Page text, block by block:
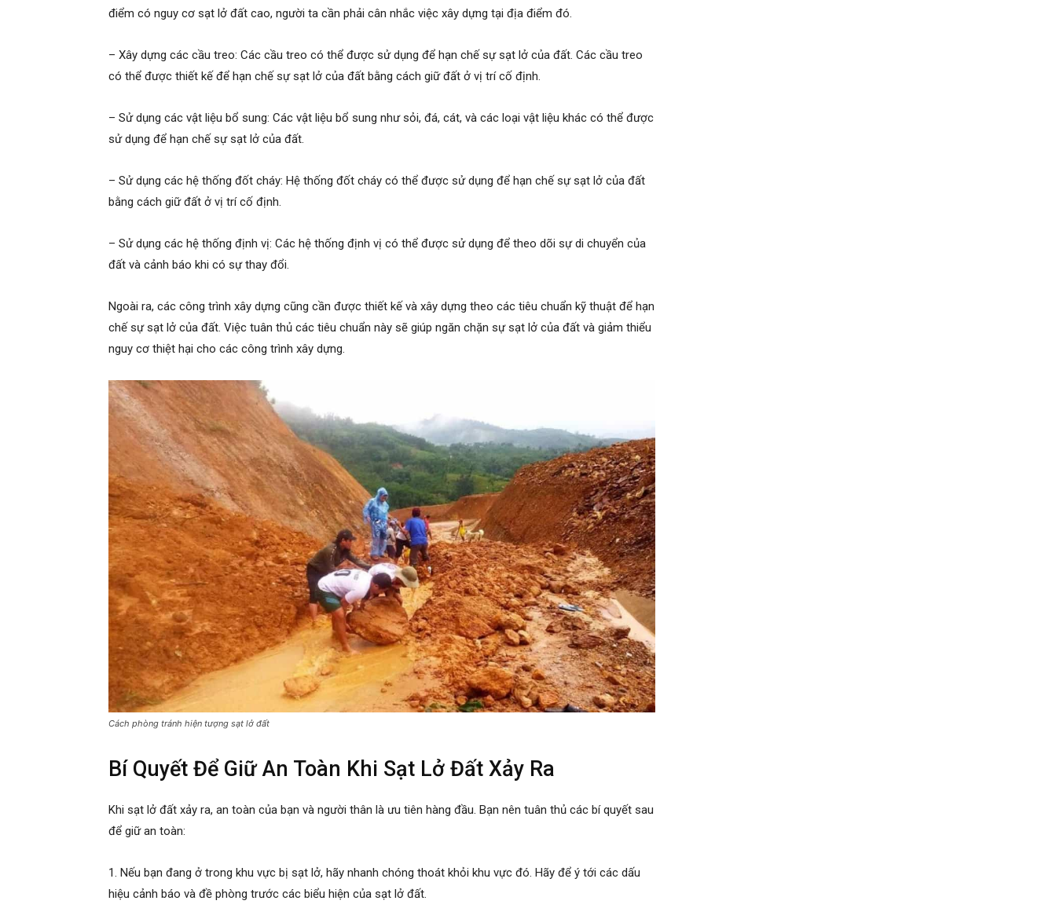
điểm có nguy cơ sạt lở đất cao, người ta cần phải cân nhắc việc xây dựng tại địa điểm đó.
– Xây dựng các cầu treo: Các cầu treo có thể được sử dụng để hạn chế sự sạt lở của đất. Các cầu treo
có thể được thiết kế để hạn chế sự sạt lở của đất bằng cách giữ đất ở vị trí cố định.
– Sử dụng các vật liệu bổ sung: Các vật liệu bổ sung như sỏi, đá, cát, và các loại vật liệu khác có thể được
sử dụng để hạn chế sự sạt lở của đất.
– Sử dụng các hệ thống đốt cháy: Hệ thống đốt cháy có thể được sử dụng để hạn chế sự sạt lở của đất
bằng cách giữ đất ở vị trí cố định.
– Sử dụng các hệ thống định vị: Các hệ thống định vị có thể được sử dụng để theo dõi sự di chuyển của
đất và cảnh báo khi có sự thay đổi.
Ngoài ra, các công trình xây dựng cũng cần được thiết kế và xây dựng theo các tiêu chuẩn kỹ thuật để hạn
chế sự sạt lở của đất. Việc tuân thủ các tiêu chuẩn này sẽ giúp ngăn chặn sự sạt lở của đất và giảm thiểu
nguy cơ thiệt hại cho các công trình xây dựng.
Cách phòng tránh hiện tượng sạt lở đất
Bí Quyết Để Giữ An Toàn Khi Sạt Lở Đất Xảy Ra
Khi sạt lở đất xảy ra, an toàn của bạn và người thân là ưu tiên hàng đầu. Bạn nên tuân thủ các bí quyết sau
để giữ an toàn:
1. Nếu bạn đang ở trong khu vực bị sạt lở, hãy nhanh chóng thoát khỏi khu vực đó. Hãy để ý tới các dấu
hiệu cảnh báo và đề phòng trước các biểu hiện của sạt lở đất.